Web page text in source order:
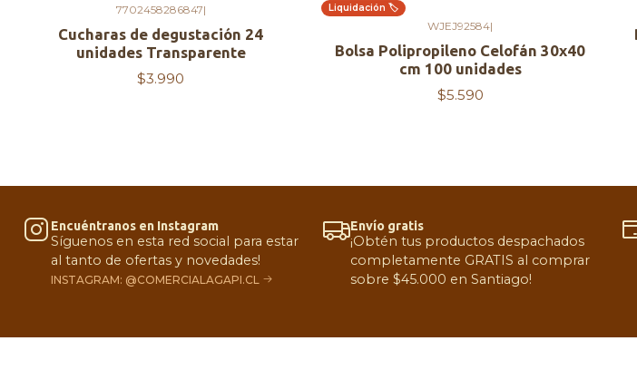
7702458286847|
Cucharas de degustación 24
unidades Transparente
$3.990
Liquidación 🏷️
WJEJ92584|
Bolsa Polipropileno Celofán 30x40
cm 100 unidades
$5.590
Encuéntranos en Instagram
Síguenos en esta red social para estar
al tanto de ofertas y novedades!
INSTAGRAM: @COMERCIALAGAPI.CL
Envío gratis
¡Obtén tus productos despachados
completamente GRATIS al comprar
sobre $45.000 en Santiago!